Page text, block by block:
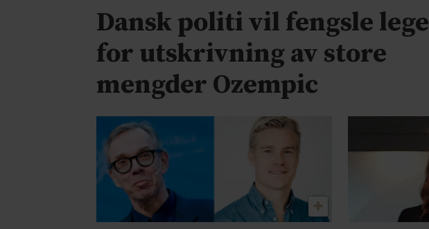
Dansk politi vil fengsle lege
for utskrivning av store
mengder Ozempic